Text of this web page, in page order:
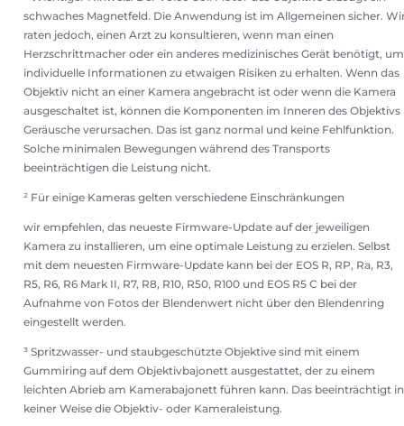
schwaches Magnetfeld. Die Anwendung ist im Allgemeinen sicher.
raten jedoch, einen Arzt zu konsultieren, wenn man einen
Herzschrittmacher oder ein anderes medizinisches Gerät benötigt, um
individuelle Informationen zu etwaigen Risiken zu erhalten. Wenn das
Objektiv nicht an einer Kamera angebracht ist oder wenn die Kamera
ausgeschaltet ist, können die Komponenten im Inneren des Objektivs
Geräusche verursachen. Das ist ganz normal und keine Fehlfunktion.
Solche minimalen Bewegungen während des Transports
beeinträchtigen die Leistung nicht.
² Für einige Kameras gelten verschiedene Einschränkungen
wir empfehlen, das neueste Firmware-Update auf der jeweiligen
Kamera zu installieren, um eine optimale Leistung zu erzielen. Selbst
mit dem neuesten Firmware-Update kann bei der EOS R, RP, Ra, R3,
R5, R6, R6 Mark II, R7, R8, R10, R50, R100 und EOS R5 C bei der
Aufnahme von Fotos der Blendenwert nicht über den Blendenring
eingestellt werden.
³ Spritzwasser- und staubgeschützte Objektive sind mit einem
Gummiring auf dem Objektivbajonett ausgestattet, der zu einem
leichten Abrieb am Kamerabajonett führen kann. Das beeinträchtigt in
keiner Weise die Objektiv- oder Kameraleistung.